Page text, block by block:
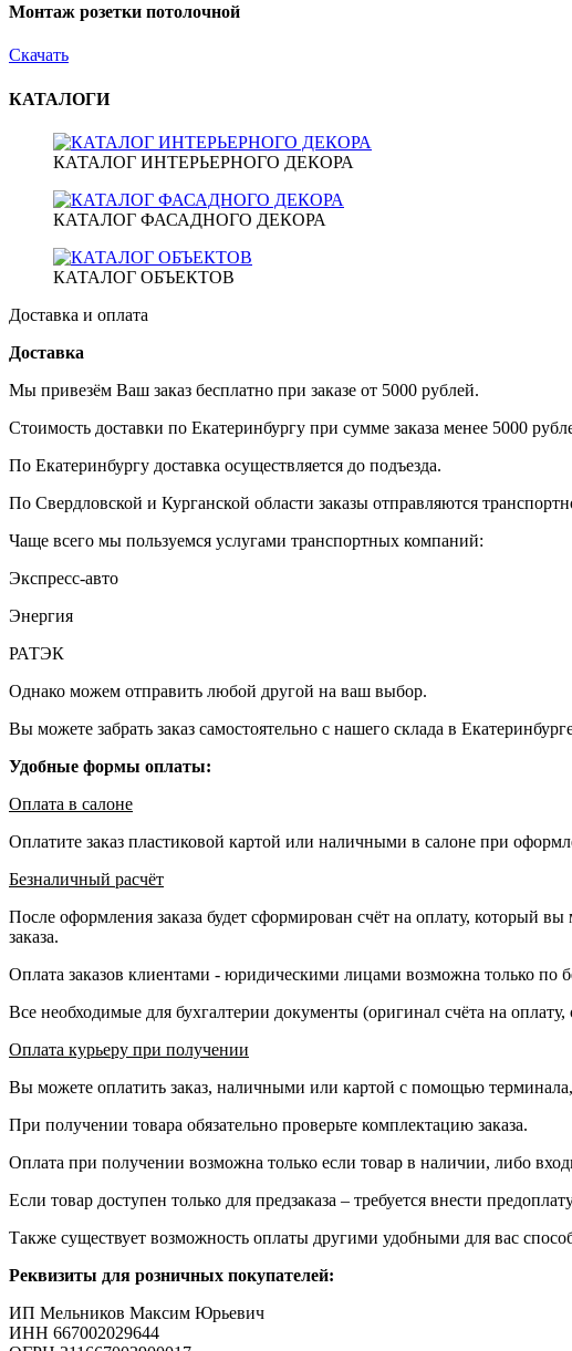
Монтаж розетки потолочной
Скачать
КАТАЛОГИ
КАТАЛОГ ИНТЕРЬЕРНОГО ДЕКОРА
КАТАЛОГ ФАСАДНОГО ДЕКОРА
КАТАЛОГ ОБЪЕКТОВ
Доставка и оплата
Доставка
Мы привезём Ваш заказ бесплатно при заказе от 5000 рублей.
Стоимость доставки по Екатеринбургу при сумме заказа менее 5000
По Екатеринбургу доставка осуществляется до подъезда.
По Свердловской и Курганской области заказы отправляются
Чаще всего мы пользуемся услугами транспортных компаний:
Экспресс-авто
Энергия
РАТЭК
Однако можем отправить любой другой на ваш выбор.
Вы можете забрать заказ самостоятельно с нашего склада в
Удобные формы оплаты:
Оплата в салоне
Оплатите заказ пластиковой картой или наличными в салоне при
Безналичный расчёт
После оформления заказа будет сформирован счёт на оплату, который
заказа.
Оплата заказов клиентами - юридическими лицами возможна только по
Все необходимые для бухгалтерии документы (оригинал счёта на
Оплата курьеру при получении
Вы можете оплатить заказ, наличными или картой с помощью
При получении товара обязательно проверьте комплектацию заказа.
Оплата при получении возможна только если товар в наличии, либо
Если товар доступен только для предзаказа – требуется внести
Также существует возможность оплаты другими удобными для вас
Реквизиты для розничных покупателей:
ИП Мельников Максим Юрьевич
ИНН 667002029644